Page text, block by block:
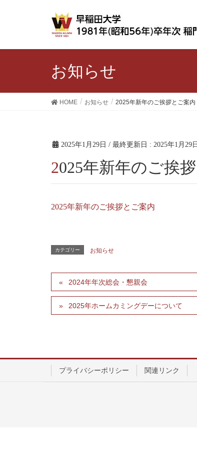
お知らせ
HOME お知らせ 2025年新年のご挨拶とご案内
2025年1月29日 / 最終更新日 : 2025年1月29日
2025年新年のご挨
2025年新年のご挨拶とご案内
カテゴリー お知らせ
2024年年次総会・懇親会
2025年ホームカミングデーについて
プライバシーポリシー 関連リンク